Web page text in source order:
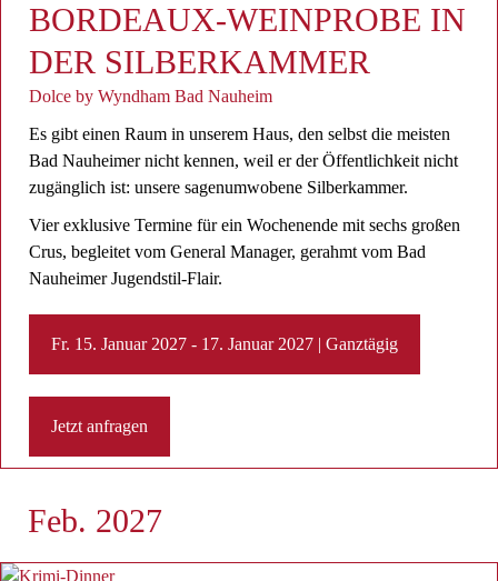
BORDEAUX-WEINPROBE IN
DER SILBERKAMMER
Dolce by Wyndham Bad Nauheim
Es gibt einen Raum in unserem Haus, den selbst die meisten
Bad Nauheimer nicht kennen, weil er der Öffentlichkeit nicht
zugänglich ist: unsere sagenumwobene Silberkammer.
Vier exklusive Termine für ein Wochenende mit sechs großen
Crus, begleitet vom General Manager, gerahmt vom Bad
Nauheimer Jugendstil-Flair.
Fr. 15. Januar 2027 - 17. Januar 2027 | Ganztägig
Jetzt anfragen
Feb. 2027